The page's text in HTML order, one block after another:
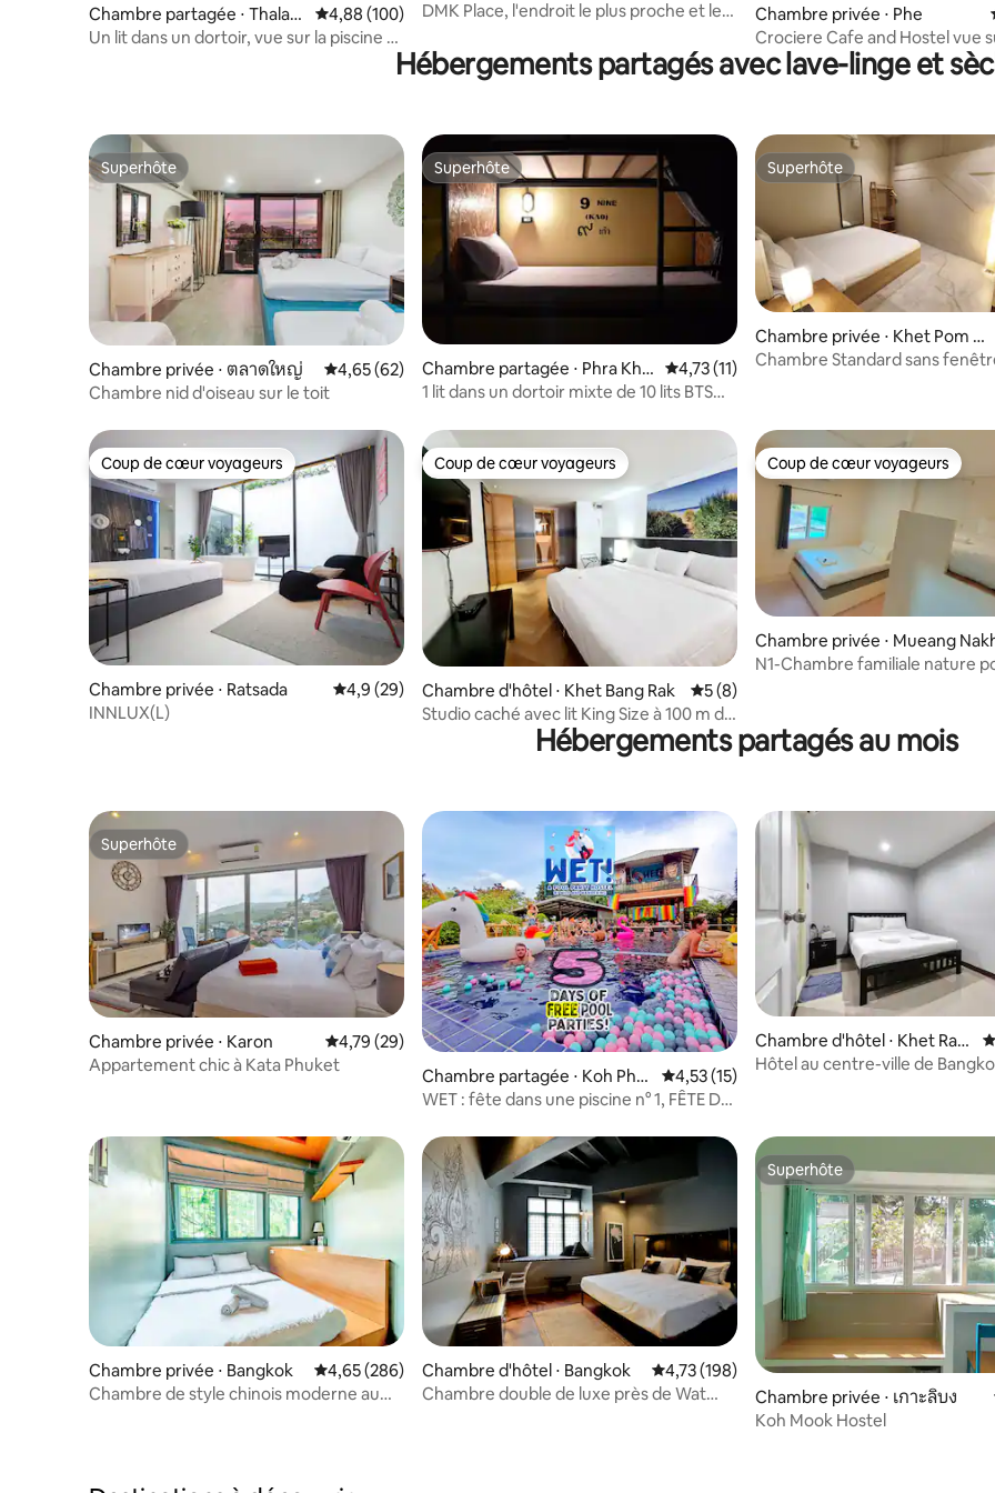
Chambre partagée ⋅ Thalan
g District
Évaluation moyenne sur la base de 100 commentaires : 4,88 sur 5
4,88 (100)
Un lit dans un dortoir, vue sur la piscine -
n Mueang
DMK Place, l'endroit le plus proche et le
Chambre privée ⋅ Phe
Crociere Cafe and Hostel vue
Hébergements partagés avec lave-linge et
Superhôte
Superhôte
Chambre privée ⋅ ตลาดใหญ่ Évaluation moyenne sur la base de 62 commentaires : 4,65 sur 5
4,65 (62)
Chambre nid d'oiseau sur le toit
Superhôte
Superhôte
Chambre partagée ⋅ Phra Kha
nong
Évaluation moyenne sur la base de 11
4,73 (11)
1 lit dans un dortoir mixte de 10 lits BTS
Superhôte
Superhôte
Chambre privée ⋅ Khet Pom Pr
ap Sattru Phai
Chambre Standard sans
Coup de cœur voyageurs
Coup de cœur voyageurs
Chambre privée ⋅ Ratsada Évaluation moyenne sur la base de 29 commentaires : 4,9 sur 5
4,9 (29)
INNLUX(L)
Coup de cœur voyageurs
Coup de cœur voyageurs
Chambre d'hôtel ⋅ Khet Bang Rak Évaluation moyenne sur la base de 8
5 (8)
Studio caché avec lit King Size à 100 m de
Coup de cœur voyageurs
Coup de cœur voyageurs
Chambre privée ⋅ Mueang
n Si Thammarat
N1-Chambre familiale nature
Hébergements partagés au mois
Superhôte
Superhôte
Chambre privée ⋅ Karon Évaluation moyenne sur la base de 29 commentaires : 4,79 sur 5
4,79 (29)
Appartement chic à Kata Phuket
Chambre partagée ⋅ Koh Pha
ngan
Évaluation moyenne sur la base de 15
4,53 (15)
WET : fête dans une piscine n° 1, FÊTE DE
(par lit)
Chambre d'hôtel ⋅ Khet Ratc
hathewi
Hôtel au centre-ville de
Chambre privée ⋅ Bangkok Évaluation moyenne sur la base de 286 commentaires : 4,65 sur 5
4,65 (286)
Chambre de style chinois moderne au
Chambre d'hôtel ⋅ Bangkok Évaluation moyenne sur la base de 198
4,73 (198)
Chambre double de luxe près de Wat
Superhôte
Superhôte
Chambre privée ⋅ เกาะลิบง
Koh Mook Hostel